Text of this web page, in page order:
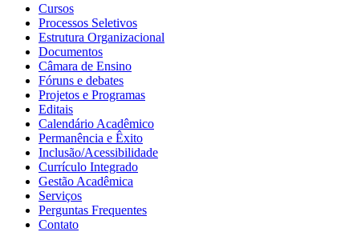
Cursos
Processos Seletivos
Estrutura Organizacional
Documentos
Câmara de Ensino
Fóruns e debates
Projetos e Programas
Editais
Calendário Acadêmico
Permanência e Êxito
Inclusão/Acessibilidade
Currículo Integrado
Gestão Acadêmica
Serviços
Perguntas Frequentes
Contato